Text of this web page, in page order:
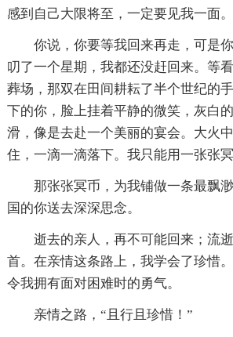
感到自己大限将至，一定要见我一面。
你说，你要等我回来再走，可是
叨了一个星期，我都还没赶回来。等
葬场，那双在田间耕耘了半个世纪的
下的你，脸上挂着平静的微笑，灰白
滑，像是去赴一个美丽的宴会。大火
住，一滴一滴落下。我只能用一张张
那张张冥币，为我铺做一条最飘
国的你送去深深思念。
逝去的亲人，再不可能回来；流
首。在亲情这条路上，我学会了珍惜
令我拥有面对困难时的勇气。
亲情之路，“且行且珍惜！”